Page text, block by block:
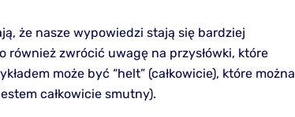
że nasze wypowiedzi stają się bardziej
również zwrócić uwagę na przysłówki, które
może być “helt” (całkowicie), które można
całkowicie smutny).